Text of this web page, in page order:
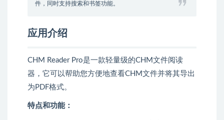
件，同时支持搜索和书签功能。
应用介绍
CHM Reader Pro是一款轻量级的CHM文件阅读
器，它可以帮助您方便地查看CHM文件并将其导出
为PDF格式。
特点和功能：